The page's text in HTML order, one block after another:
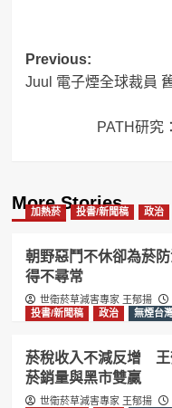
Post
navigation
Previous:
Juul 電子煙全球裁員
PATH研究
More Stories
加熱菸 投書/新聞稿 政治
朝野惡鬥不休卻為菸
得不尋常
世衛菸草減害專家 王郁揚
投書/新聞稿
政治 無煙台
菸稅收入不減反增 王
菸銷量與黑市雙贏
世衛菸草減害專家 王郁揚